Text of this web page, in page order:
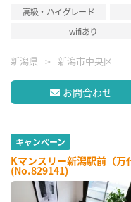
高級・ハイグレード
wifiあり
新潟県 新潟市中央区
お問合わせ
キャンペーン
Kマンスリー新潟駅前（万
(No.829141)